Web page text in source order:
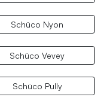
Schüco Nyon
Schüco Vevey
Schüco Pully